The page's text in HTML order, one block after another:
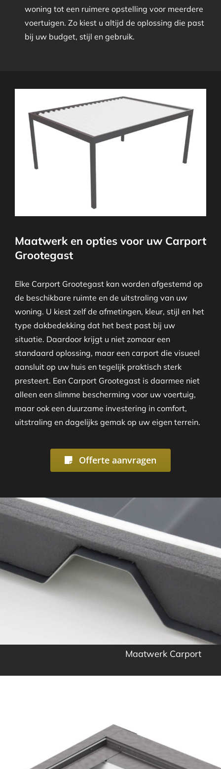
woning tot een ruimere opstelling voor meerdere
voertuigen. Zo kiest u altijd de oplossing die past
bij uw budget, stijl en gebruik.
Maatwerk en opties voor uw Carport
Grootegast
Elke Carport Grootegast kan worden afgestemd op
de beschikbare ruimte en de uitstraling van uw
woning. U kiest zelf de afmetingen, kleur, stijl en het
type dakbedekking dat het best past bij uw
situatie. Daardoor krijgt u niet zomaar een
standaard oplossing, maar een carport die visueel
aansluit op uw huis en tegelijk praktisch sterk
presteert. Een Carport Grootegast is daarmee niet
alleen een slimme bescherming voor uw voertuig,
maar ook een duurzame investering in comfort,
uitstraling en dagelijks gemak op uw eigen terrein.
Offerte aanvragen
Maatwerk Carport